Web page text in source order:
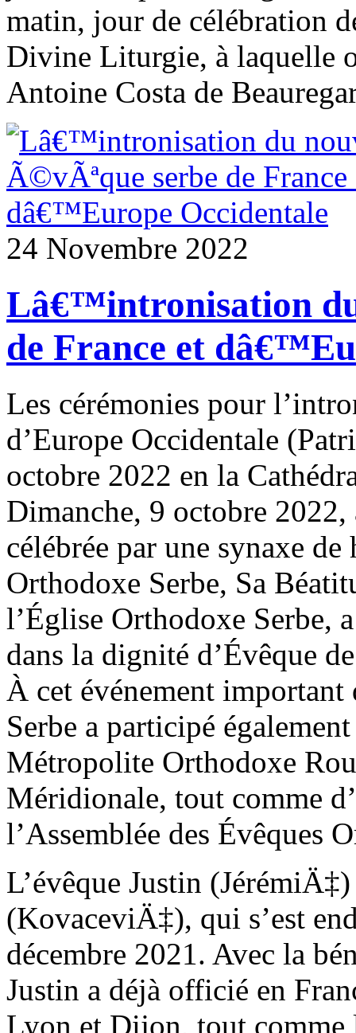
matin, jour de célébration
Divine Liturgie, à laquelle
Antoine Costa de
24 Novembre 2022
Lâ€™intronisation
de France et
Les cérémonies pour
d’Europe Occidentale
octobre 2022 en la
Dimanche, 9 octobre
célébrée par une synaxe
Orthodoxe Serbe, Sa
l’Église Orthodoxe Serbe,
dans la dignité d’Évêque
À cet événement
Serbe a participé
Métropolite Orthodoxe
Méridionale, tout comme
l’Assemblée des Évêques
L’évêque Justin
(KovaceviÄ‡), qui s’est
décembre 2021. Avec la
Justin a déjà officié en
Lyon et Dijon, tout comme